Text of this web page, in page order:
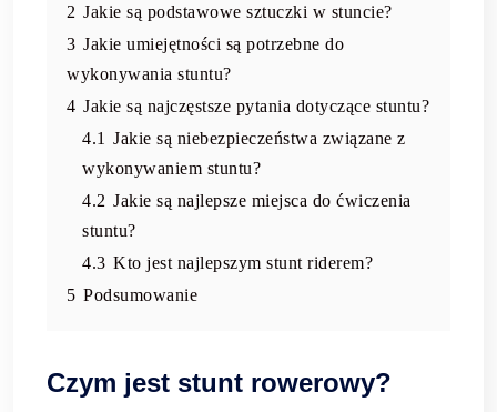
2 Jakie są podstawowe sztuczki w stuncie?
3 Jakie umiejętności są potrzebne do
wykonywania stuntu?
4 Jakie są najczęstsze pytania dotyczące stuntu?
4.1 Jakie są niebezpieczeństwa związane z
wykonywaniem stuntu?
4.2 Jakie są najlepsze miejsca do ćwiczenia
stuntu?
4.3 Kto jest najlepszym stunt riderem?
5 Podsumowanie
Czym jest stunt rowerowy?